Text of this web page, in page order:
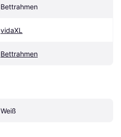
Bettrahmen
vidaXL
Bettrahmen
Weiß